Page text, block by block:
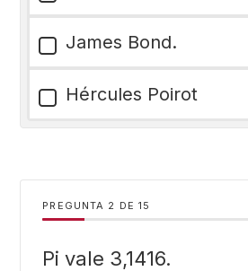
James Bond.
Hércules Poirot
PREGUNTA DE 15
Pi vale 3,1416.